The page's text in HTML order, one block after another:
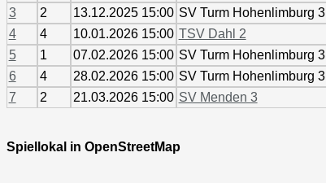
3
2 13.12.2025 15:00 SV Turm Hohenlimburg 3
4
4 10.01.2026 15:00 TSV Dahl 2
5
1 07.02.2026 15:00 SV Turm Hohenlimburg 3
6
4 28.02.2026 15:00 SV Turm Hohenlimburg 3
7
2 21.03.2026 15:00 SV Menden 3
Spiellokal in OpenStreetMap